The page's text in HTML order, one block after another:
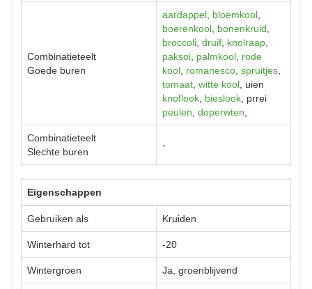
Combinatieteelt
Goede buren
aardappel bloemkool
boerenkool bonenkruid
broccoli druif knolraap
paksoi palmkool rode
kool romanesco spruitjes
tomaat witte kool , uien
knoflook bieslook , prrei
peulen doperwten
Combinatieteelt
Slechte buren
-
Eigenschappen
Gebruiken als Kruiden
Winterhard tot -20
Wintergroen Ja, groenblijvend